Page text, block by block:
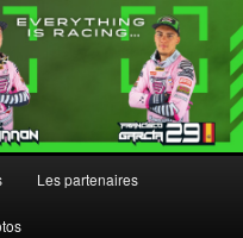
Les partenaires